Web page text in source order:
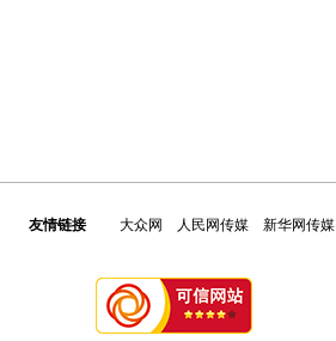
友情链接 大众网 人民网传媒 新华网传媒